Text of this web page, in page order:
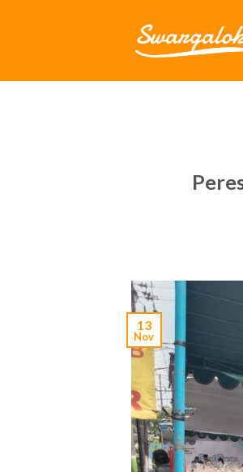
13
Nov